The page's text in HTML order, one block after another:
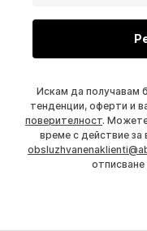
Искам да получавам
тенденции, оферти и
поверителност. Можете
време с действие
отписване